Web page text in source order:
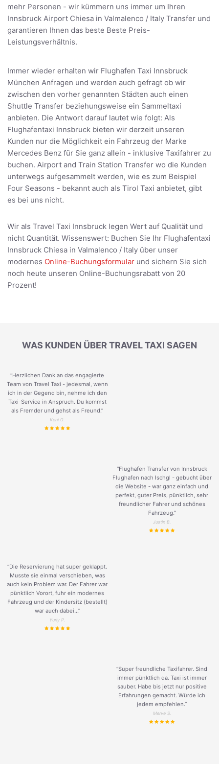
mehr Personen - wir kümmern uns immer um Ihren
Innsbruck Airport Chiesa in Valmalenco / Italy Transfer und
garantieren Ihnen das beste Beste Preis-
Leistungsverhältnis.
Immer wieder erhalten wir Flughafen Taxi Innsbruck
München Anfragen und werden auch gefragt ob wir
zwischen den vorher genannten Städten auch einen
Shuttle Transfer beziehungsweise ein Sammeltaxi
anbieten. Die Antwort darauf lautet wie folgt: Als
Flughafentaxi Innsbruck bieten wir derzeit unseren
Kunden nur die Möglichkeit ein Fahrzeug der Marke
Mercedes Benz für Sie ganz allein - inklusive Taxifahrer zu
buchen. Airport and Train Station Transfer wo die Kunden
unterwegs aufgesammelt werden, wie es zum Beispiel
Four Seasons - bekannt auch als Tirol Taxi anbietet, gibt
es bei uns nicht.
Wir als Travel Taxi Innsbruck legen Wert auf Qualität und
nicht Quantität. Wissenswert: Buchen Sie Ihr Flughafentaxi
Innsbruck Chiesa in Valmalenco / Italy über unser
modernes Online-Buchungsformular und sichern Sie sich
noch heute unseren Online-Buchungsrabatt von 20
Prozent!
WAS KUNDEN ÜBER TRAVEL TAXI SAGEN
“Herzlichen Dank an das engagierte
Team von Travel Taxi - jedesmal, wenn
ich in der Gegend bin, nehme ich den
Taxi-Service in Anspruch. Du kommst
als Fremder und gehst als Freund.”
Keni G.
“Flughafen Transfer von Innsbruck
Flughafen nach Ischgl - gebucht über
die Website - war ganz einfach und
perfekt, guter Preis, pünktlich, sehr
freundlicher Fahrer und schönes
Fahrzeug.”
Justin B.
“Die Reservierung hat super geklappt.
Musste sie einmal verschieben, was
auch kein Problem war. Der Fahrer war
pünktlich Vorort, fuhr ein modernes
Fahrzeug und der Kindersitz (bestellt)
war auch dabei...”
Yuriy P.
“Super freundliche Taxifahrer. Sind
immer pünktlich da. Taxi ist immer
sauber. Habe bis jetzt nur positive
Erfahrungen gemacht. Würde ich
jedem empfehlen.”
Merve S.